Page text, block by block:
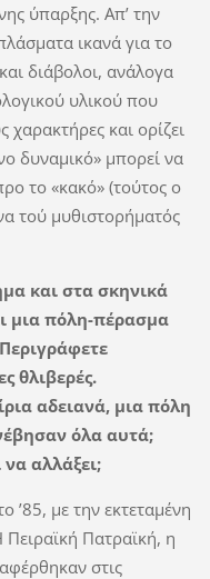
ύπαρξης. Απ’ την
ικανά για το
διάβολοι, ανάλογα
υλικού που
και ορίζει
δυναμικό» μπορεί να
το «κακό» (τούτος ο
τού μυθιστορήματός
και στα σκηνικά
μια πόλη-πέρασμα
θλιβερές.
αδειανά, μια πόλη
όλα αυτά;
αλλάξει;
’85, με την εκτεταμένη
Πατραϊκή, η
στις